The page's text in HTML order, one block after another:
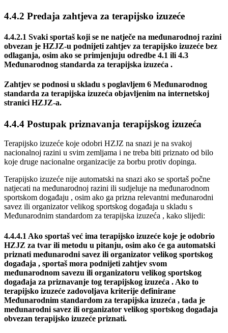
4.4.2 Predaja zahtjeva za terapijsko izuzeće
4.4.2.1 Svaki sportaš koji se ne natječe na međunarodnoj razini
obvezan je HZJZ-u podnijeti zahtjev za terapijsko izuzeće bez
odlaganja, osim ako se primjenjuju odredbe 4.1 ili 4.3
Međunarodnog standarda za terapijska izuzeća .
Zahtjev se podnosi u skladu s poglavljem 6 Međunarodnog
standarda za terapijska izuzeća objavljenim na internetskoj
stranici HZJZ-a.
4.4.4 Postupak priznavanja terapijskog izuzeća
Terapijsko izuzeće koje odobri HZJZ na snazi je na svakoj
nacionalnoj razini u svim zemljama i ne treba biti priznato od bilo
koje druge nacionalne organizacije za borbu protiv dopinga.
Terapijsko izuzeće nije automatski na snazi ako se sportaš počne
natjecati na međunarodnoj razini ili sudjeluje na međunarodnom
sportskom događaju , osim ako ga prizna relevantni međunarodni
savez ili organizator velikog sportskog događaja u skladu s
Međunarodnim standardom za terapijska izuzeća , kako slijedi:
4.4.4.1 Ako sportaš već ima terapijsko izuzeće koje je odobrio
HZJZ za tvar ili metodu u pitanju, osim ako će ga automatski
priznati međunarodni savez ili organizator velikog sportskog
događaja , sportaš mora podnijeti zahtjev svom
međunarodnom savezu ili organizatoru velikog sportskog
događaja za priznavanje tog terapijskog izuzeća . Ako to
terapijsko izuzeće zadovoljava kriterije definirane
Međunarodnim standardom za terapijska izuzeća , tada je
međunarodni savez ili organizator velikog sportskog događaja
obvezan terapijsko izuzeće priznati.